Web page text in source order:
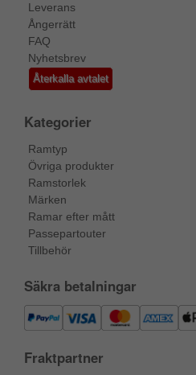
Leverans
Ångerrätt
FAQ
Nyhetsbrev
Återkalla avtalet
Kategorier
Ramtyp
Övriga produkter
Ramstorlek
Märken
Ramar efter mått
Passepartouter
Tillbehör
Säkra betalningar
Fraktpartner